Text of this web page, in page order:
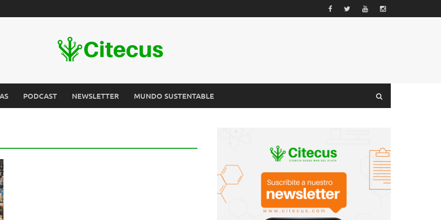
PODCAST NEWSLETTER MUNDO SUSTENTABLE